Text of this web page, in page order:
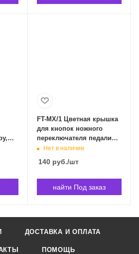
FT-MX/1 Цветная крышка
для кнопок ножного
переключателя педали
эффектов в ассортименте
Нет в наличии
140руб./шт
найти Под заказ
ДОСТАВКА И ОПЛАТА
ПОМОЩЬ